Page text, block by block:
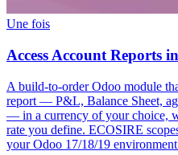
Une fois
Access Account Reports
A build-to-order Odoo module
report — P&L, Balance Sheet,
— in a currency of your choice,
rate you define. ECOSIRE
your Odoo 17/18/19